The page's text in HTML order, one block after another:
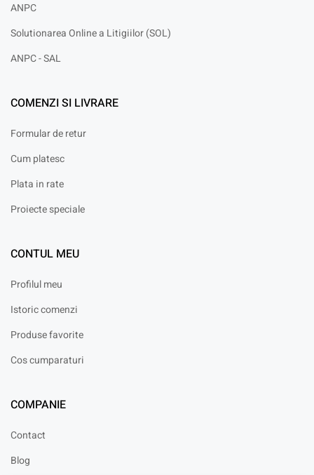
ANPC
Solutionarea Online a Litigiilor (SOL)
ANPC - SAL
COMENZI SI LIVRARE
Formular de retur
Cum platesc
Plata in rate
Proiecte speciale
CONTUL MEU
Profilul meu
Istoric comenzi
Produse favorite
Cos cumparaturi
COMPANIE
Contact
Blog